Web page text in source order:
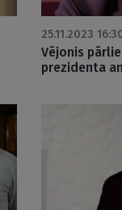
25.11.2023
Vējonis
prezidenta